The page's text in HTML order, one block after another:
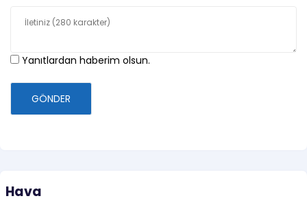
Yanıtlardan haberim olsun.
GÖNDER
Hava